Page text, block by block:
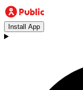
Install App